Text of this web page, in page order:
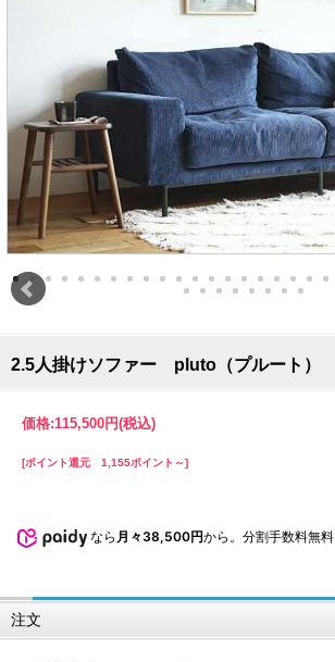
2.5人掛けソファー pluto（プルート）
価格:115,500円(税込)
[ポイント還元 1,155ポイント～]
なら 月々38,500円から。分割手数料無料
注文